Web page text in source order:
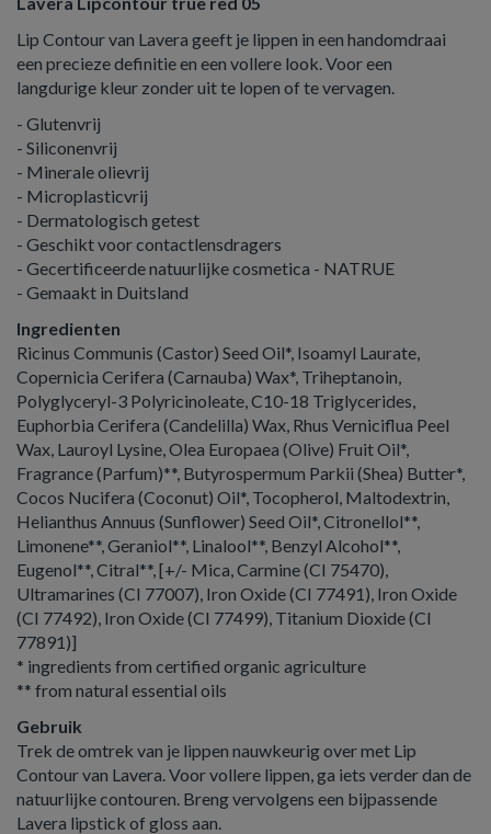
Lip Contour van Lavera geeft je lippen in een handomdraai
een precieze definitie en een vollere look. Voor een
langdurige kleur zonder uit te lopen of te vervagen.
- Glutenvrij
- Siliconenvrij
- Minerale olievrij
- Microplasticvrij
- Dermatologisch getest
- Geschikt voor contactlensdragers
- Gecertificeerde natuurlijke cosmetica - NATRUE
- Gemaakt in Duitsland
Ingredienten
Ricinus Communis (Castor) Seed Oil*, Isoamyl Laurate,
Copernicia Cerifera (Carnauba) Wax*, Triheptanoin,
Polyglyceryl-3 Polyricinoleate, C10-18 Triglycerides,
Euphorbia Cerifera (Candelilla) Wax, Rhus Verniciflua Peel
Wax, Lauroyl Lysine, Olea Europaea (Olive) Fruit Oil*,
Fragrance (Parfum)**, Butyrospermum Parkii (Shea) Butter*,
Cocos Nucifera (Coconut) Oil*, Tocopherol, Maltodextrin,
Helianthus Annuus (Sunflower) Seed Oil*, Citronellol**,
Limonene**, Geraniol**, Linalool**, Benzyl Alcohol**,
Eugenol**, Citral**, [+/- Mica, Carmine (CI 75470),
Ultramarines (CI 77007), Iron Oxide (CI 77491), Iron Oxide
(CI 77492), Iron Oxide (CI 77499), Titanium Dioxide (CI
77891)]
* ingredients from certified organic agriculture
** from natural essential oils
Gebruik
Trek de omtrek van je lippen nauwkeurig over met Lip
Contour van Lavera. Voor vollere lippen, ga iets verder dan de
natuurlijke contouren. Breng vervolgens een bijpassende
Lavera lipstick of gloss aan.